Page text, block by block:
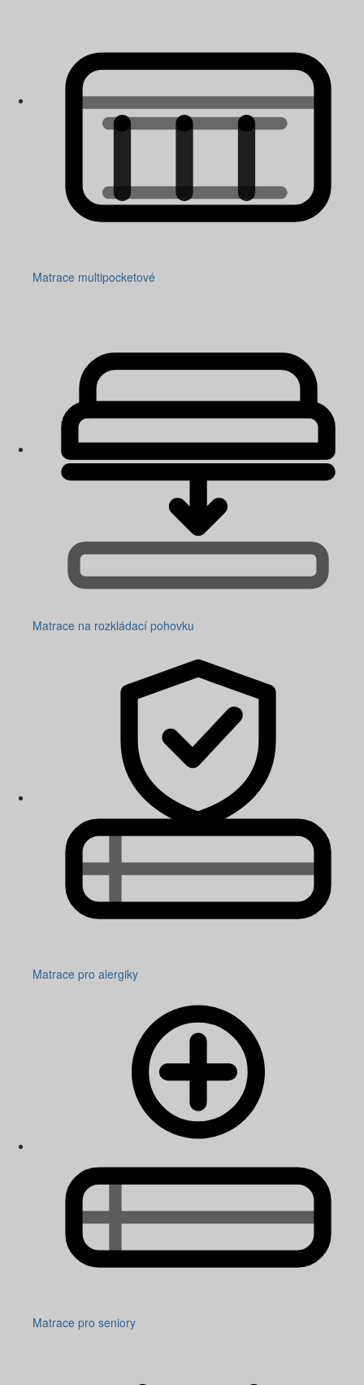
Matrace multipocketové
Matrace na rozkládací pohovku
Matrace pro alergiky
Matrace pro seniory